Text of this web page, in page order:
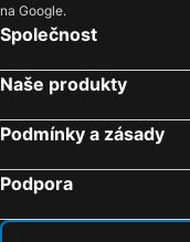
Horská Chata Cihelny
Penzion U Potoka
Apartmány Mikeš
Penzion Tetřívek
Penzion U Dvou slunci
na Google.
Společnost
Naše produkty
Podmínky a zásady
Podpora